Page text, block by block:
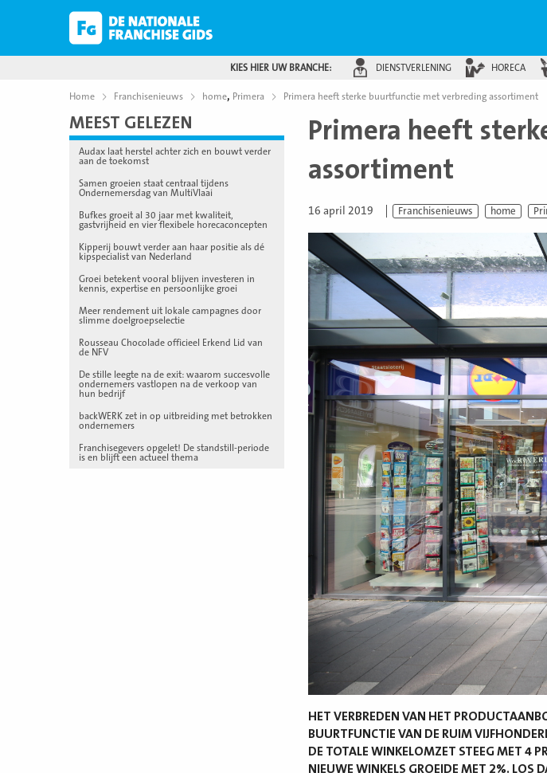
KIES HIER UW BRANCHE: DIENSTVERLENING HORECA
Home Franchisenieuws home, Primera Primera heeft sterke buurtfunctie met verbreding assortiment
MEEST GELEZEN
Audax laat herstel achter zich en bouwt verder
aan de toekomst
Samen groeien staat centraal tijdens
Ondernemersdag van MultiVlaai
Bufkes groeit al 30 jaar met kwaliteit,
gastvrijheid en vier flexibele horecaconcepten
Kipperij bouwt verder aan haar positie als dé
kipspecialist van Nederland
Groei betekent vooral blijven investeren in
kennis, expertise en persoonlijke groei
Meer rendement uit lokale campagnes door
slimme doelgroepselectie
Rousseau Chocolade officieel Erkend Lid van
de NFV
De stille leegte na de exit: waarom succesvolle
ondernemers vastlopen na de verkoop van
hun bedrijf
backWERK zet in op uitbreiding met betrokken
ondernemers
Franchisegevers opgelet! De standstill-periode
is en blijft een actueel thema
Primera heeft
assortiment
16 april 2019 Franchisenieuws home
HET VERBREDEN VAN HET
BUURTFUNCTIE VAN DE RUIM
DE TOTALE WINKELOMZET STEEG MET 4
NIEUWE WINKELS GROEIDE MET 2%. LOS